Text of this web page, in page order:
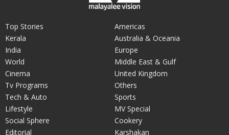
Top Stories
Kerala
India
World
Cinema
Tv Programs
Tech & Auto
Americas
Australia & Oceania
Europe
Middle East & Gulf
United Kingdom
Others
Sports
Lifestyle
Social Sphere
Editorial
MV Special
Cookery
Karshakan